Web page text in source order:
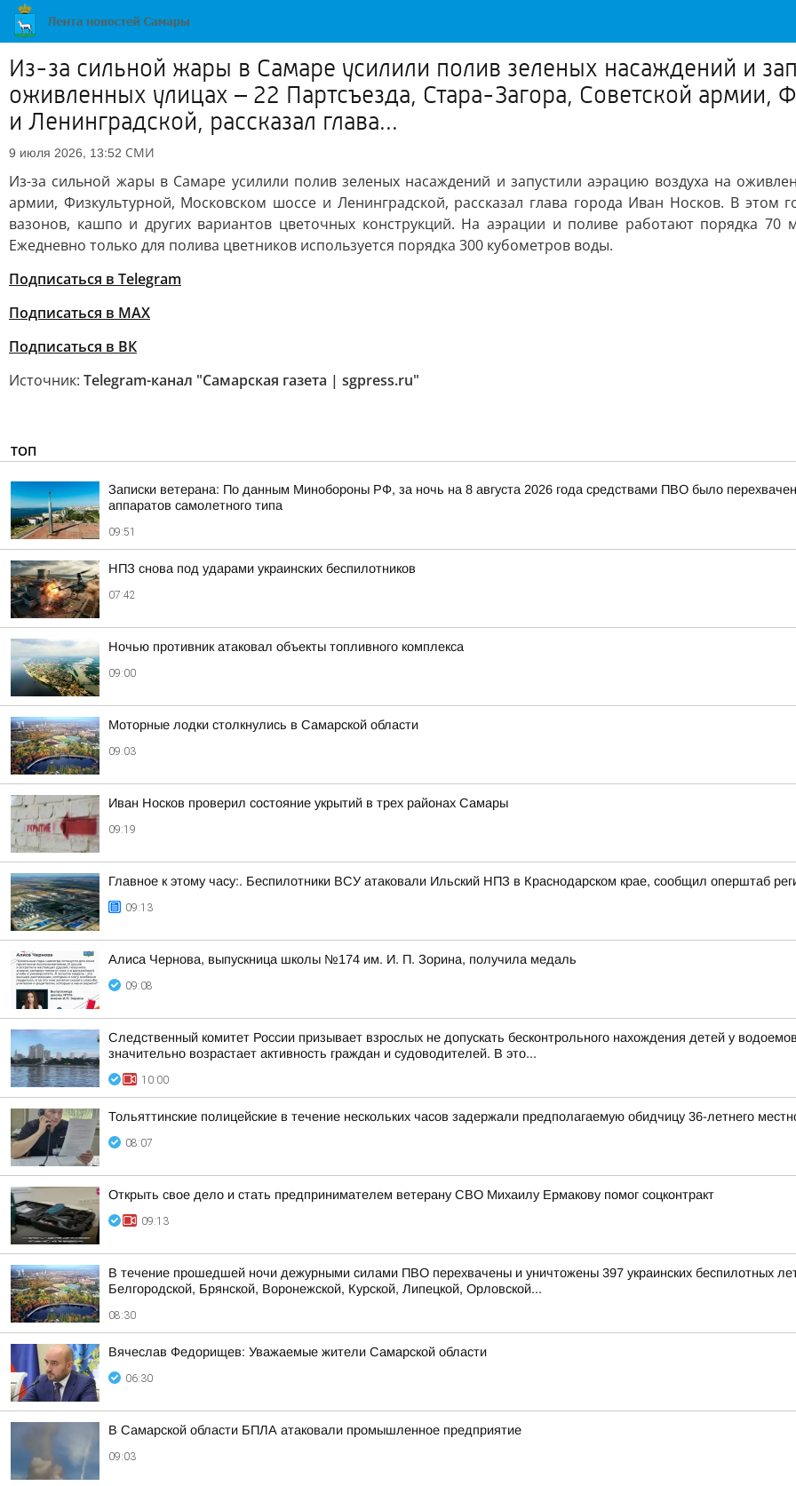
Из-за сильной жары в Самаре усилили полив зеленых насаждений и
оживленных улицах – 22 Партсъезда, Стара-Загора, Советской армии,
и Ленинградской, рассказал глава...
9 июля 2026, 13:52 СМИ
Из-за сильной жары в Самаре усилили полив зеленых насаждений и запустили аэрацию воздуха на
армии, Физкультурной, Московском шоссе и Ленинградской, рассказал глава города Иван Носков. В этом
вазонов, кашпо и других вариантов цветочных конструкций. На аэрации и поливе работают порядка 70
Ежедневно только для полива цветников используется порядка 300 кубометров воды.
Подписаться в Telegram
Подписаться в MAX
Подписаться в ВК
Источник: Telegram-канал "Самарская газета | sgpress.ru"
ТОП
Записки ветерана: По данным Минобороны РФ, за ночь на 8 августа 2026 года средствами ПВО было
аппаратов самолетного типа
09:51
НПЗ снова под ударами украинских беспилотников
07:42
Ночью противник атаковал объекты топливного комплекса
09:00
Моторные лодки столкнулись в Самарской области
09:03
Иван Носков проверил состояние укрытий в трех районах Самары
09:19
Главное к этому часу:. Беспилотники ВСУ атаковали Ильский НПЗ в Краснодарском крае, сообщил оперштаб
09:13
Алиса Чернова, выпускница школы №174 им. И. П. Зорина, получила медаль
09:08
Следственный комитет России призывает взрослых не допускать бесконтрольного нахождения детей у
значительно возрастает активность граждан и судоводителей. В это...
10:00
Тольяттинские полицейские в течение нескольких часов задержали предполагаемую обидчицу 36-летнего
08:07
Открыть свое дело и стать предпринимателем ветерану СВО Михаилу Ермакову помог соцконтракт
09:13
В течение прошедшей ночи дежурными силами ПВО перехвачены и уничтожены 397 украинских беспилотных
Белгородской, Брянской, Воронежской, Курской, Липецкой, Орловской...
08:30
Вячеслав Федорищев: Уважаемые жители Самарской области
06:30
В Самарской области БПЛА атаковали промышленное предприятие
09:03